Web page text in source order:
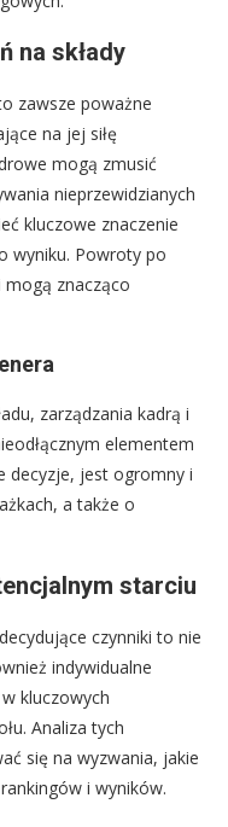
na składy
zawsze poważne
na jej siłę
mogą zmusić
nieprzewidzianych
kluczowe znaczenie
wyniku. Powroty po
znacząco
zarządzania kadrą i
elementem
decyzje, jest ogromny i
a także o
starciu
czynniki to nie
indywidualne
kluczowych
Analiza tych
się na wyzwania, jakie
i wyników.